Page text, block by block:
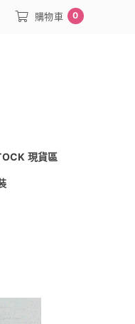
購物車 0
現貨區